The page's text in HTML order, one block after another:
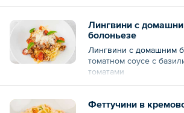
Лингвини с
болоньезе
Лингвини с домашним
томатном соусе с
томатами
Феттучини в